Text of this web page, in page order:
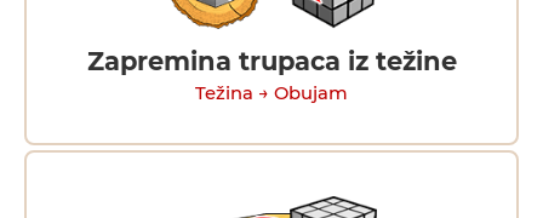
Zapremina trupaca iz težine
Težina → Obujam